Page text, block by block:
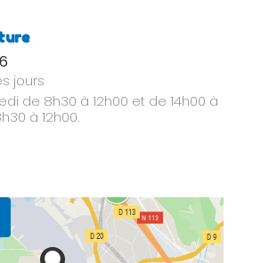
jours
de 8h30 à 12h00 et de 14h00 à
à 12h00.